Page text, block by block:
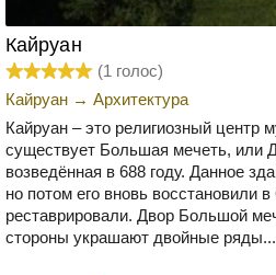
Кайруан
(1 голос)
Кайруан → Архитектура
Кайруан – это религиозный центр
существует Большая мечеть, или
возведённая в 688 году. Данное
но потом его вновь восстановили
реставрировали. Двор Большой
стороны украшают двойные ряды...